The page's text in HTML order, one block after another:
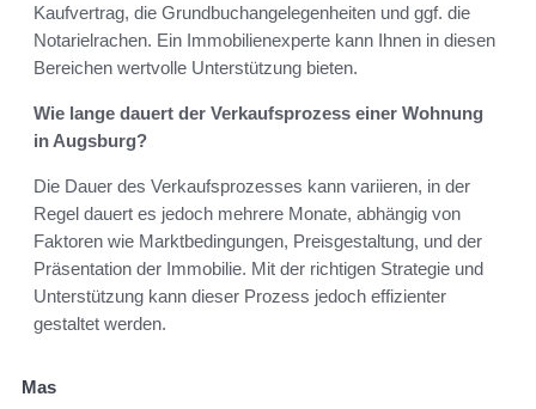
Kaufvertrag, die Grundbuchangelegenheiten und ggf. die
Notarielrachen. Ein Immobilienexperte kann Ihnen in diesen
Bereichen wertvolle Unterstützung bieten.
Wie lange dauert der Verkaufsprozess einer Wohnung
in Augsburg?
Die Dauer des Verkaufsprozesses kann variieren, in der
Regel dauert es jedoch mehrere Monate, abhängig von
Faktoren wie Marktbedingungen, Preisgestaltung, und der
Präsentation der Immobilie. Mit der richtigen Strategie und
Unterstützung kann dieser Prozess jedoch effizienter
gestaltet werden.
Mas